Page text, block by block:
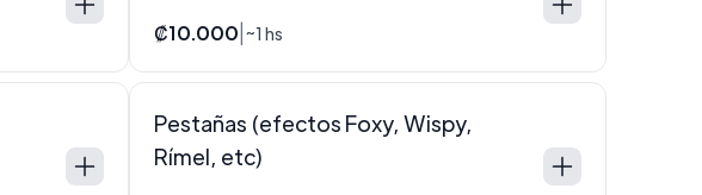
₡10.000 ~1 hs
Pestañas (efectos Foxy, Wispy,
Rímel, etc)